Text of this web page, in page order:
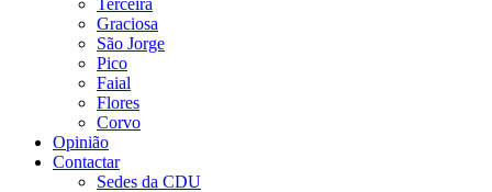
Terceira
Graciosa
São Jorge
Pico
Faial
Flores
Corvo
Opinião
Contactar
Sedes da CDU